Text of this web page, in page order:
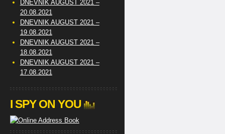
DNEVNIK AUGUST 2021 –
20.08.2021
DNEVNIK AUGUST 2021 –
19.08.2021
DNEVNIK AUGUST 2021 –
18.08.2021
DNEVNIK AUGUST 2021 –
17.08.2021
I SPY ON YOU